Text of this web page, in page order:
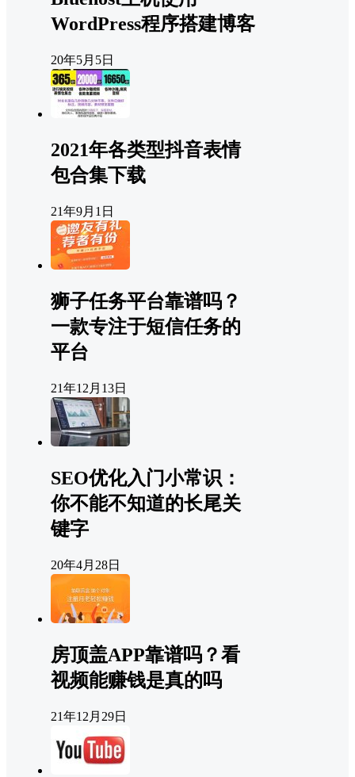
WordPress程序搭建博客
20年5月5日
2021年各类型抖音表情
包合集下载
21年9月1日
狮子任务平台靠谱吗？
一款专注于短信任务的
平台
21年12月13日
SEO优化入门小常识：
你不能不知道的长尾关
键字
20年4月28日
房顶盖APP靠谱吗？看
视频能赚钱是真的吗
21年12月29日